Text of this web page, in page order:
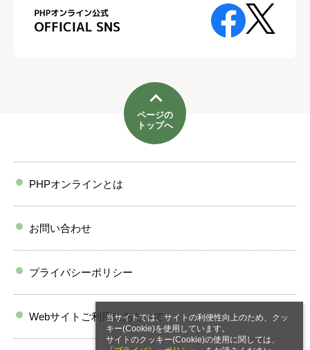
当サイトでは、サイトの利便性向上のため、クッ
キー(Cookie)を使用しています。
サイトのクッキー(Cookie)の使用に関しては、
ページの
トップへ
PHPオンラインとは
お問い合わせ
プライバシーポリシー
Webサイトご利用にあたって